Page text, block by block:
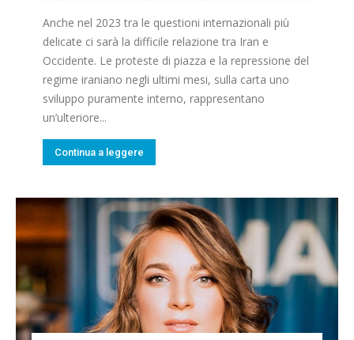
Anche nel 2023 tra le questioni internazionali più
delicate ci sarà la difficile relazione tra Iran e
Occidente. Le proteste di piazza e la repressione del
regime iraniano negli ultimi mesi, sulla carta uno
sviluppo puramente interno, rappresentano
un’ulteriore...
Continua a leggere